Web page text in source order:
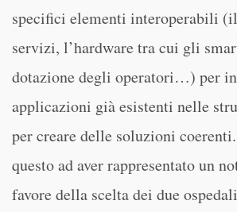
specifici elementi interoperabili
servizi, l’hardware tra cui gli
dotazione degli operatori…) per
applicazioni già esistenti nelle
per creare delle soluzioni
questo ad aver rappresentato un
favore della scelta dei due